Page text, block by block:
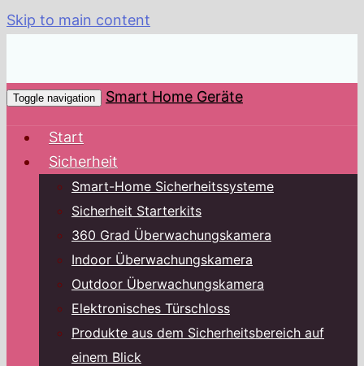
Skip to main content
Toggle navigation Smart Home Geräte
Start
Sicherheit
Smart-Home Sicherheitssysteme
Sicherheit Starterkits
360 Grad Überwachungskamera
Indoor Überwachungskamera
Outdoor Überwachungskamera
Elektronisches Türschloss
Produkte aus dem Sicherheitsbereich auf
einem Blick